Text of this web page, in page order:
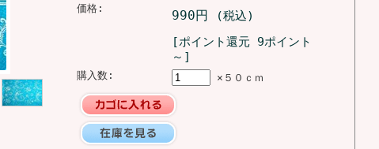
価格: 990円
(税込)
[ポイント還元 9ポイント
～]
購入数: ×５０ｃｍ